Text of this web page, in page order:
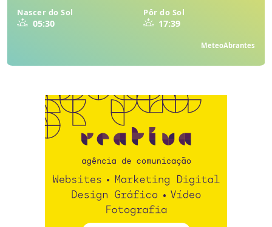
Nascer do Sol
05:30
Pôr do Sol
17:39
MeteoAbrantes